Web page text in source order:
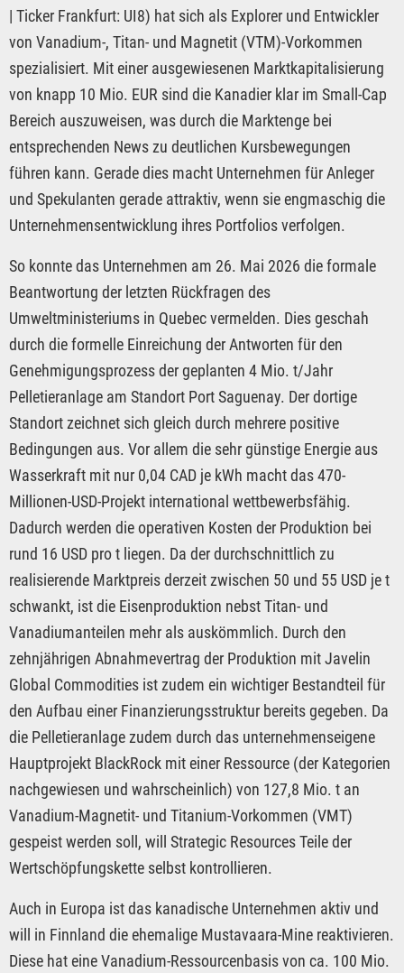
| Ticker Frankfurt: UI8) hat sich als Explorer und Entwickler
von Vanadium-, Titan- und Magnetit (VTM)-Vorkommen
spezialisiert. Mit einer ausgewiesenen Marktkapitalisierung
von knapp 10 Mio. EUR sind die Kanadier klar im Small-Cap
Bereich auszuweisen, was durch die Marktenge bei
entsprechenden News zu deutlichen Kursbewegungen
führen kann. Gerade dies macht Unternehmen für Anleger
und Spekulanten gerade attraktiv, wenn sie engmaschig die
Unternehmensentwicklung ihres Portfolios verfolgen.
So konnte das Unternehmen am 26. Mai 2026 die formale
Beantwortung der letzten Rückfragen des
Umweltministeriums in Quebec vermelden. Dies geschah
durch die formelle Einreichung der Antworten für den
Genehmigungsprozess der geplanten 4 Mio. t/Jahr
Pelletieranlage am Standort Port Saguenay. Der dortige
Standort zeichnet sich gleich durch mehrere positive
Bedingungen aus. Vor allem die sehr günstige Energie aus
Wasserkraft mit nur 0,04 CAD je kWh macht das 470-
Millionen-USD-Projekt international wettbewerbsfähig.
Dadurch werden die operativen Kosten der Produktion bei
rund 16 USD pro t liegen. Da der durchschnittlich zu
realisierende Marktpreis derzeit zwischen 50 und 55 USD je t
schwankt, ist die Eisenproduktion nebst Titan- und
Vanadiumanteilen mehr als auskömmlich. Durch den
zehnjährigen Abnahmevertrag der Produktion mit Javelin
Global Commodities ist zudem ein wichtiger Bestandteil für
den Aufbau einer Finanzierungsstruktur bereits gegeben. Da
die Pelletieranlage zudem durch das unternehmenseigene
Hauptprojekt BlackRock mit einer Ressource (der Kategorien
nachgewiesen und wahrscheinlich) von 127,8 Mio. t an
Vanadium-Magnetit- und Titanium-Vorkommen (VMT)
gespeist werden soll, will Strategic Resources Teile der
Wertschöpfungskette selbst kontrollieren.
Auch in Europa ist das kanadische Unternehmen aktiv und
will in Finnland die ehemalige Mustavaara-Mine reaktivieren.
Diese hat eine Vanadium-Ressourcenbasis von ca. 100 Mio.